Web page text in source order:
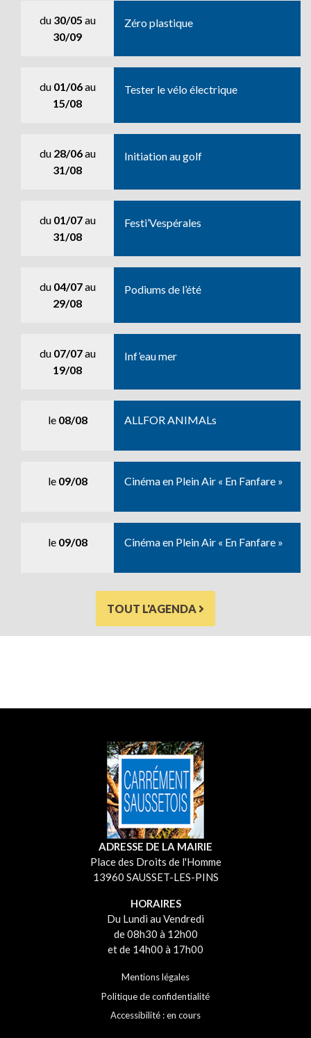
du 30/05 au
30/09
Zéro plastique
du 01/06au
15/08
Tester le vélo électrique
du 28/06au
31/08
Initiation au golf
du 01/07au
31/08
Festi’Vespérales
du 04/07au
29/08
Podiums de l’été
du 07/07au
19/08
Inf’eau mer
le 08/08 ALLFOR ANIMALs
le 09/08 Cinéma en Plein Air « En Fanfare »
le 09/08 Cinéma en Plein Air « En Fanfare »
TOUT L'AGENDA
ADRESSE DE LA MAIRIE
Place des Droits de l'Homme
13960 SAUSSET-LES-PINS
HORAIRES
Du Lundi au Vendredi
de 08h30 à 12h00
et de 14h00 à 17h00
Mentions légales
Politique de confidentialité
Accessibilité : en cours